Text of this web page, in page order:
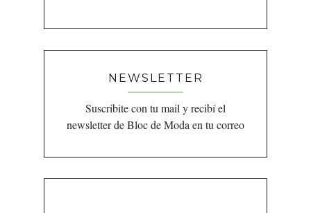
NEWSLETTER
Suscribite con tu mail y recibí el
newsletter de Bloc de Moda en tu correo